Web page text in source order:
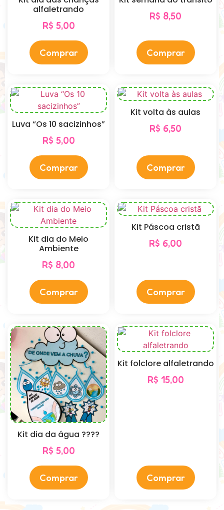
alfaletrando
R$ 5,00
Comprar
R$ 8,50
Comprar
Luva “Os 10 sacizinhos”
R$ 5,00
Comprar
Kit volta às aulas
R$ 6,50
Comprar
Kit dia do Meio
Ambiente
R$ 8,00
Comprar
Kit Páscoa cristã
R$ 6,00
Comprar
Kit dia da água ????
R$ 5,00
Comprar
Kit folclore alfaletrando
R$ 15,00
Comprar